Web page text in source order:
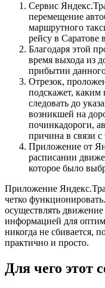
Сервис
перемещение
маршрутного
рейсу в Саратове
Благодаря этой
время выхода из
прибытии
Отрезок,
подскажет, каким
следовать до
возникшей на
починкадороги,
причина в связи
Приложение от
расписании
которое было
Приложение
четко
осуществлять
информацией для
никогда не сбивается,
практично и просто.
Для чего этот